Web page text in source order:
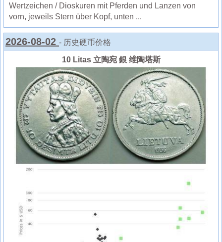
Wertzeichen / Dioskuren mit Pferden und Lanzen von
vorn, jeweils Stern über Kopf, unten ...
2026-08-02 - 历史硬币价格
10 Litas 立陶宛 銀 维陶塔斯